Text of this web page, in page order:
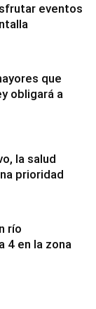
eventos
que
obligará a
la salud
prioridad
río
4 en la zona